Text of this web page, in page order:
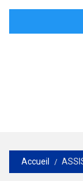
Accueil